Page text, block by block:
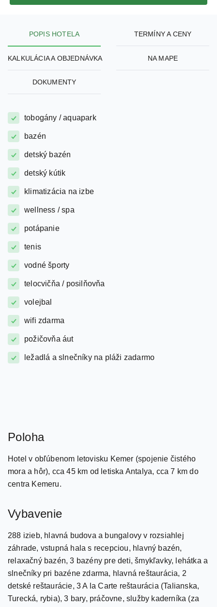
KALKULÁCIA A OBJEDNÁVKA NA MAPE
DOKUMENTY
bazén
detský bazén
detský kútik
klimatizácia na izbe
wellness / spa
potápanie
tenis
vodné športy
telocvičňa / posilňovňa
volejbal
wifi zdarma
požičovňa áut
ležadlá a slnečníky na pláži zadarmo
Hotel v obľúbenom letovisku Kemer (spojenie čistého
centra Kemeru.
288 izieb, hlavná budova a bungalovy v rozsiahlej
relaxačný bazén, 3 bazény pre deti, šmykľavky, lehátka a
slnečníky pri bazéne zdarma, hlavná reštaurácia, 2
detské reštaurácie, 3 A la Carte reštaurácia (Talianska,
Turecká, rybia), 3 bary, práčovne, služby kaderníka (za
poplatok), lekára (za poplatok), fotografa (za poplatok),
požičovňa áut (za poplatok)